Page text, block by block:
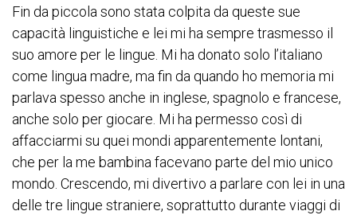
Fin da piccola sono stata colpita da queste sue
capacità linguistiche e lei mi ha sempre trasmesso il
suo amore per le lingue. Mi ha donato solo l’italiano
come lingua madre, ma fin da quando ho memoria mi
parlava spesso anche in inglese, spagnolo e francese,
anche solo per giocare. Mi ha permesso così di
affacciarmi su quei mondi apparentemente lontani,
che per la me bambina facevano parte del mio unico
mondo. Crescendo, mi divertivo a parlare con lei in una
delle tre lingue straniere, soprattutto durante viaggi di